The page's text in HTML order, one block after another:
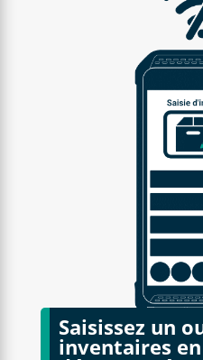
Saisissez un
inventaires